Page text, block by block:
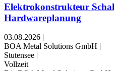
Elektrokonstrukteur
Hardwareplanung
03.08.2026 |
BOA Metal Solutions GmbH |
Stutensee |
Vollzeit